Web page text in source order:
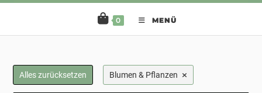
0 MENÜ
Alles zurücksetzen Blumen & Pflanzen ×